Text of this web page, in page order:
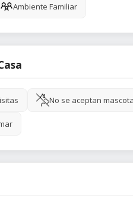
Ambiente Familiar
No se aceptan